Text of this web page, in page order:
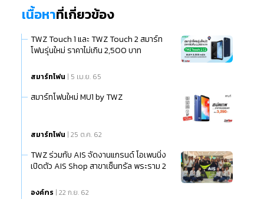
เนื้อหาที่เกี่ยวข้อง
TWZ Touch 1 และ TWZ Touch 2 สมาร์ท
โฟนรุ่นใหม่ ราคาไม่เกิน 2,500 บาท
สมาร์ทโฟน | 5 เม.ย. 65
สมาร์ทโฟนใหม่ MU1 by TWZ
สมาร์ทโฟน | 25 ต.ค. 62
TWZ ร่วมกับ AIS จัดงานแกรนด์ โอเพนนิ่ง
เปิดตัว AIS Shop สาขาเซ็นทรัล พระราม 2
องค์กร | 22 ก.ย. 62